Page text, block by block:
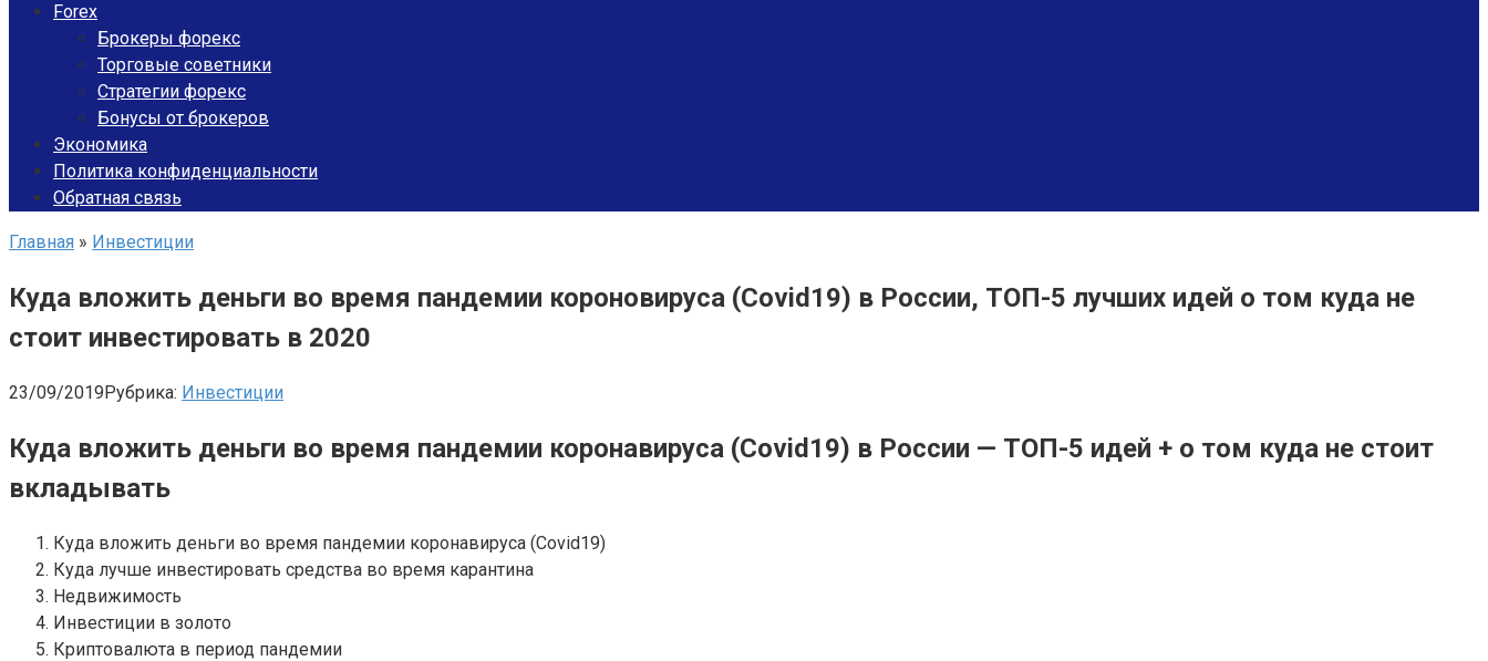
Forex
Брокеры форекс
Торговые советники
Стратегии форекс
Бонусы от брокеров
Экономика
Политика конфиденциальности
Обратная связь
Главная » Инвестиции
Куда вложить деньги во время пандемии короновируса (Covid19) в России, ТОП-5 лучших идей о том куда не
стоит инвестировать в 2020
23/09/2019Рубрика: Инвестиции
Куда вложить деньги во время пандемии коронавируса (Covid19) в России — ТОП-5 идей + о том куда не стоит
вкладывать
Куда вложить деньги во время пандемии коронавируса (Covid19)
Куда лучше инвестировать средства во время карантина
Недвижимость
Инвестиции в золото
Криптовалюта в период пандемии